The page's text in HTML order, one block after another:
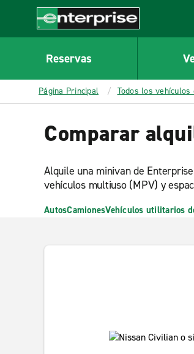
CONTENT
Enterprise
Reservas
Página Principal Todos los
Comparar
Alquile una minivan de
vehículos multiuso (MPV) y
AutosCamionesVehículos utilitarios